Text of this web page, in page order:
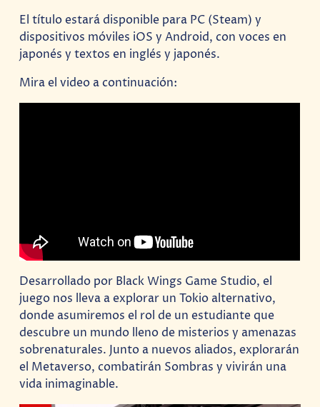
El título estará disponible para PC (Steam) y
dispositivos móviles iOS y Android, con voces en
japonés y textos en inglés y japonés.
Mira el video a continuación:
Desarrollado por Black Wings Game Studio, el
juego nos lleva a explorar un Tokio alternativo,
donde asumiremos el rol de un estudiante que
descubre un mundo lleno de misterios y amenazas
sobrenaturales. Junto a nuevos aliados, explorarán
el Metaverso, combatirán Sombras y vivirán una
vida inimaginable.